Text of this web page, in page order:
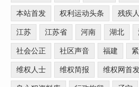
本站首发 权利运动头条 残疾人
江苏 江苏省 河南 湖北
社会公正 社区声音 福建
维权人士 维权简报 维权网首